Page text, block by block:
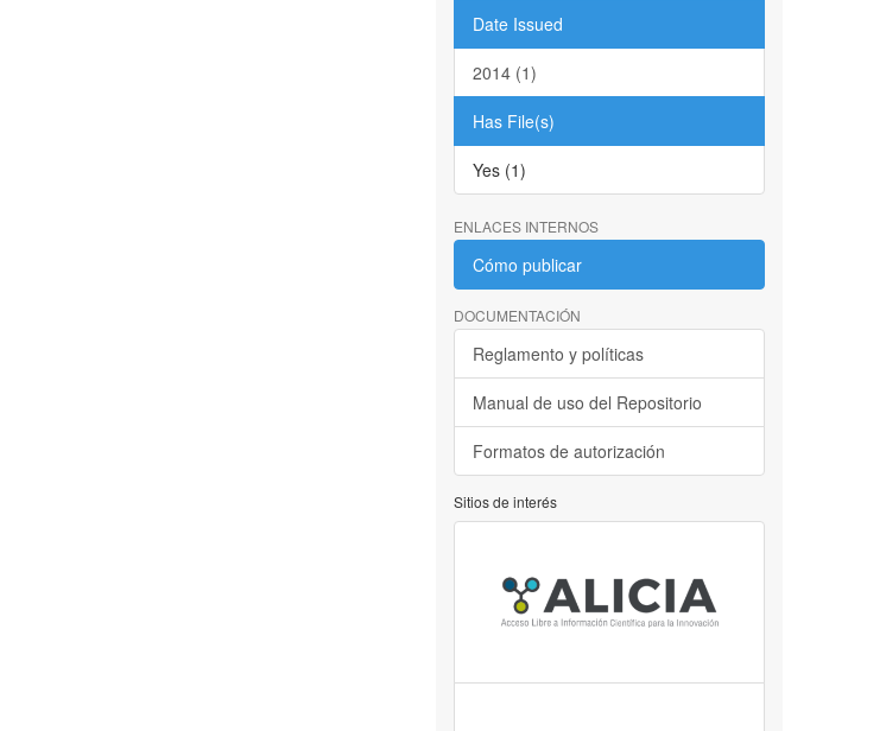
Date Issued
2014 (1)
Has File(s)
Yes (1)
ENLACES INTERNOS
Cómo publicar
DOCUMENTACIÓN
Reglamento y políticas
Manual de uso del Repositorio
Formatos de autorización
Sitios de interés